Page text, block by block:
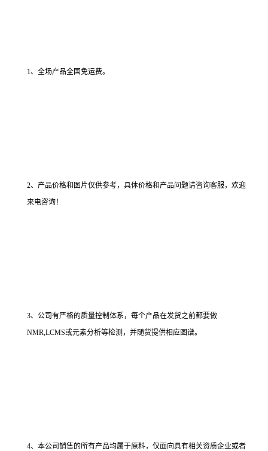
1、全场产品全国免运费。
2、产品价格和图片仅供参考，具体价格和产品问题请咨询客服，欢迎
来电咨询！
3、公司有严格的质量控制体系，每个产品在发货之前都要做
NMR,LCMS或元素分析等检测，并随货提供相应图谱。
4、本公司销售的所有产品均属于原料，仅面向具有相关资质企业或者